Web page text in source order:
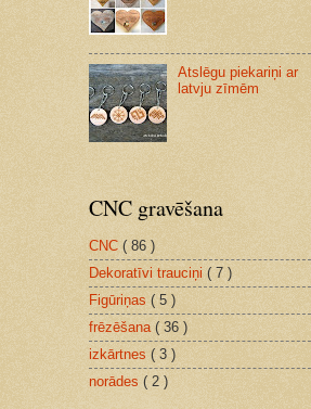
Atslēgu piekariņi ar
latvju zīmēm
CNC gravēšana
CNC ( 86 )
Dekoratīvi trauciņi ( 7 )
Figūriņas ( 5 )
frēzēšana ( 36 )
izkārtnes ( 3 )
norādes ( 2 )